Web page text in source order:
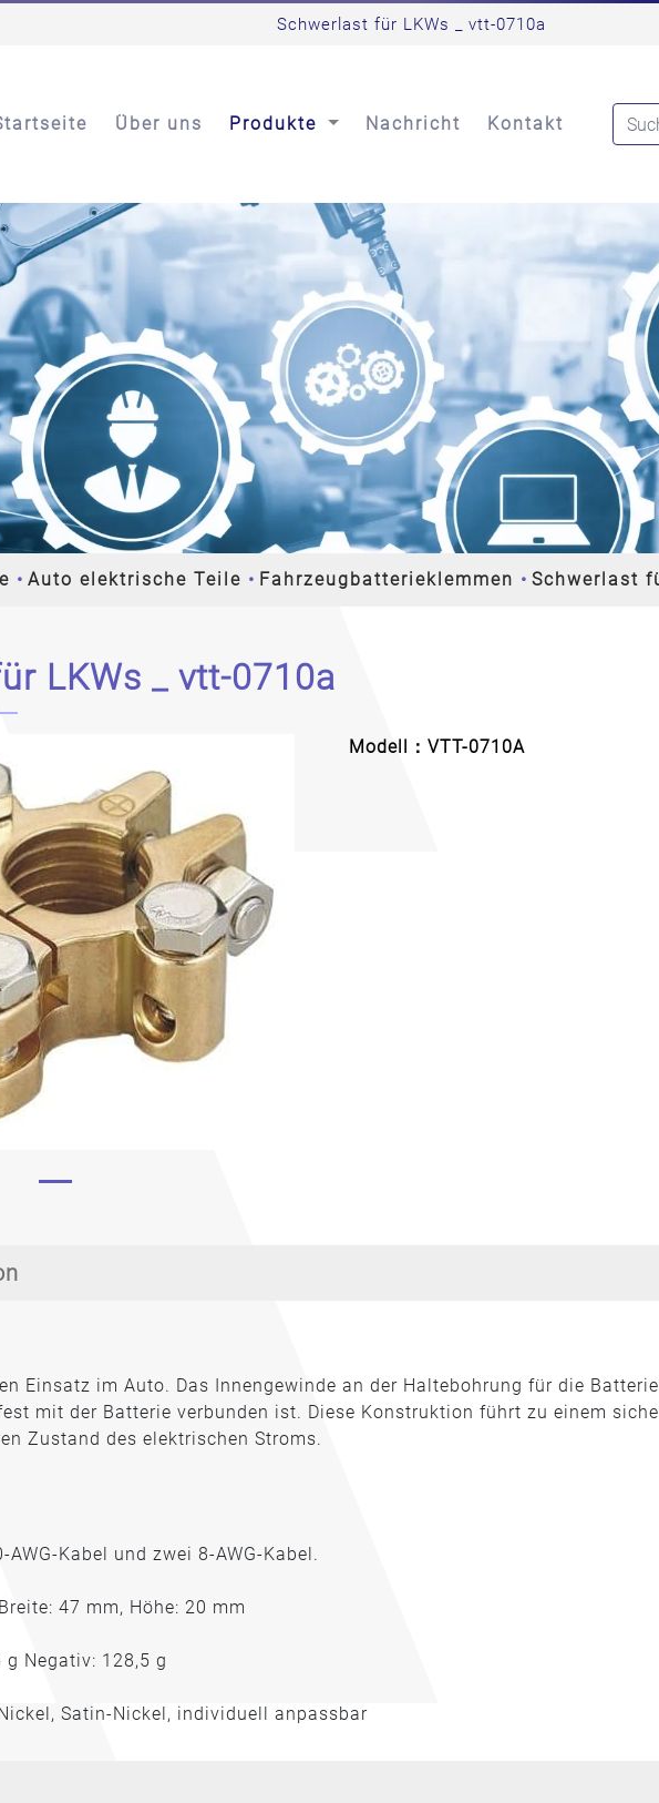
Schwerlast für LKWs _ vtt-0710a
Über uns Produkte Nachricht Kontakt
Auto elektrische Teile Fahrzeugbatterieklemmen Schwerlast
LKWs _ vtt-0710a
Modell：VTT-0710A
Einsatz im Auto. Das Innengewinde an der Haltebohrung für die
mit der Batterie verbunden ist. Diese Konstruktion führt zu einem
Zustand des elektrischen Stroms.
AWG-Kabel und zwei 8-AWG-Kabel.
47 mm, Höhe: 20 mm
g Negativ: 128,5 g
Satin-Nickel, individuell anpassbar